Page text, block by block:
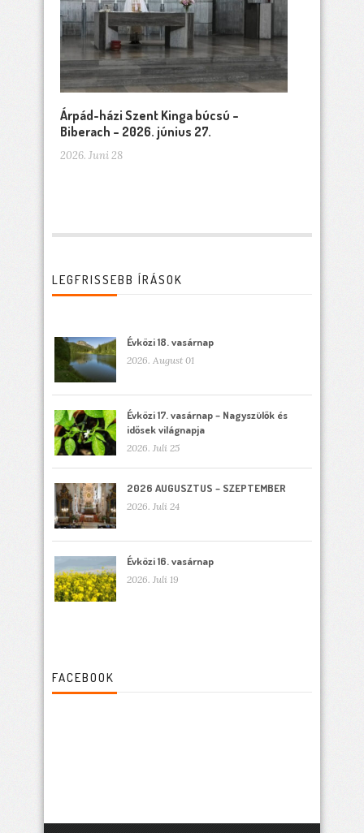
Árpád-házi Szent Kinga búcsú –
Biberach – 2026. június 27.
2026. Juni 28
LEGFRISSEBB ÍRÁSOK
Évközi 18. vasárnap
2026. August 01
Évközi 17. vasárnap – Nagyszülők és
idősek világnapja
2026. Juli 25
2026 AUGUSZTUS – SZEPTEMBER
2026. Juli 24
Évközi 16. vasárnap
2026. Juli 19
FACEBOOK